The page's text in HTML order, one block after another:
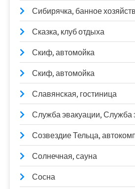
Сибирячка, банное
Сказка, клуб отдыха
Скиф, автомойка
Скиф, автомойка
Славянская, гостиница
Служба эвакуации, Служба
Созвездие Тельца,
Солнечная, сауна
Сосна